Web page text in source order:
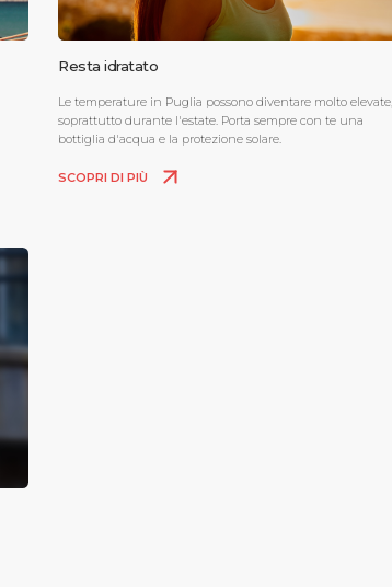
Resta idratato
Le temperature in Puglia possono diventare molto elevate,
soprattutto durante l'estate. Porta sempre con te una
bottiglia d'acqua e la protezione solare.
SCOPRI DI PIÙ